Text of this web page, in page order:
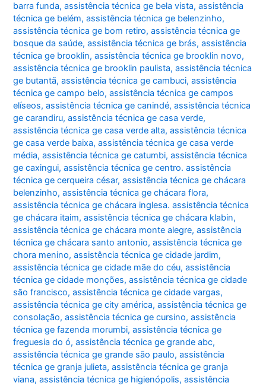
barra funda,assistência técnica ge bela vista,assistência
técnica ge belém,assistência técnica ge belenzinho,
assistência técnica ge bom retiro,assistência técnica ge
bosque da saúde,assistência técnica ge brás,assistência
técnica ge brooklin,assistência técnica ge brooklin novo,
assistência técnica ge brooklin paulista,assistência técnica
ge butantã,assistência técnica ge cambuci,assistência
técnica ge campo belo,assistência técnica ge campos
elíseos,assistência técnica ge canindé,assistência técnica
ge carandiru,assistência técnica ge casa verde,
assistência técnica ge casa verde alta,assistência técnica
ge casa verde baixa,assistência técnica ge casa verde
média,assistência técnica ge catumbi,assistência técnica
ge caxingui,assistência técnica ge centro. assistência
técnica ge cerqueira césar,assistência técnica ge chácara
belenzinho,assistência técnica ge chácara flora,
assistência técnica ge chácara inglesa. assistência técnica
ge chácara itaim,assistência técnica ge chácara klabin,
assistência técnica ge chácara monte alegre,assistência
técnica ge chácara santo antonio,assistência técnica ge
chora menino,assistência técnica ge cidade jardim,
assistência técnica ge cidade mãe do céu,assistência
técnica ge cidade monções,assistência técnica ge cidade
são francisco,assistência técnica ge cidade vargas,
assistência técnica ge city américa,assistência técnica ge
consolação,assistência técnica ge cursino,assistência
técnica ge fazenda morumbi,assistência técnica ge
freguesia do ó,assistência técnica ge grande abc,
assistência técnica ge grande são paulo,assistência
técnica ge granja julieta,assistência técnica ge granja
viana,assistência técnica ge higienópolis,assistência